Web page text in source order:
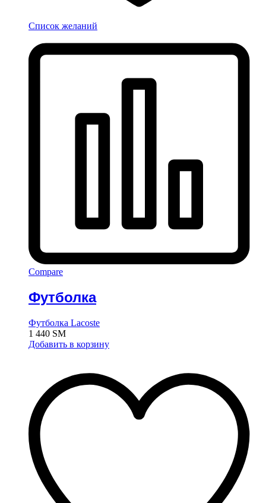
Список желаний
Compare
Футболка
Футболка Lacoste
1 440 ЅМ
Добавить в корзину